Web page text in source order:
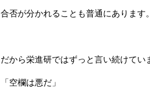
合否が分かれることも普通にあります。
だから栄進研ではずっと言い続けてい
「空欄は悪だ」